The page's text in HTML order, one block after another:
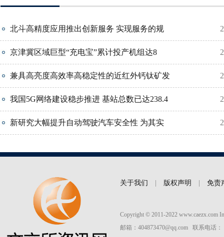
北斗高精度应用推出创新服务 实现服务的规
京津冀区域巨型“充电宝”累计投产机组达8
兼具高亮度高效率高稳定性的近红外钙钛矿发
我国5G网络建设稳步推进 基站总数已达238.4
新研究大幅提升自动驾驶汽车安全性 为其实
关于我们 版权声明 免责
Copyright © 2011-2022 www.caezx.com
邮箱：404873470@qq.com 联系电话